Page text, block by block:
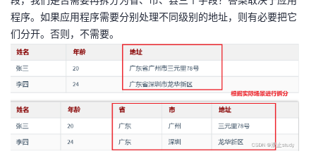
程序。如果应用程序需要分别处理不同级别的地址，则有必要把它
们分开。否则，不需要。